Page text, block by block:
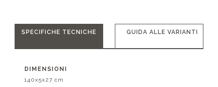
SPECIFICHE TECNICHE GUIDA ALLE VARIANTI
DIMENSIONI
140x5x27 cm